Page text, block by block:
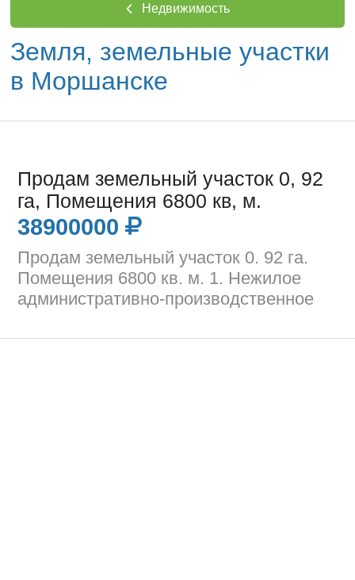
Недвижимость
Земля, земельные участки
в Моршанске
Продам земельный участок 0, 92
га, Помещения 6800 кв, м.
38900000
Продам земельный участок 0. 92 га.
Помещения 6800 кв. м. 1. Нежилое
административно-производственное